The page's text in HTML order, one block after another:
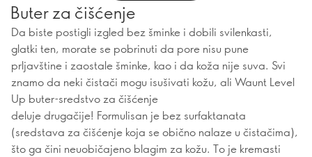
Buter za čišćenje
Da biste postigli izgled bez šminke i dobili svilenkasti,
glatki ten, morate se pobrinuti da pore nisu pune
prljavštine i zaostale šminke, kao i da koža nije suva. Svi
znamo da neki čistači mogu isušivati kožu, ali Waunt Level
Up buter-sredstvo za čišćenje
deluje drugačije! Formulisan je bez surfaktanata
(sredstava za čišćenje koja se obično nalaze u čistačima),
što ga čini neuobičajeno blagim za kožu. To je kremasti